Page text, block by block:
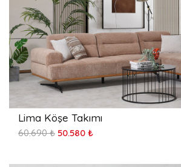
Lima Köşe Takımı
60.690 ₺ 50.580 ₺